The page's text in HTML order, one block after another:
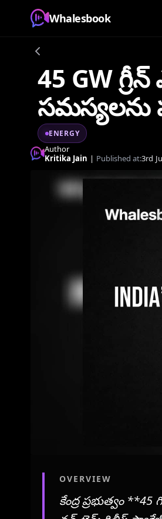
Whalesbook
45 GW
సమస్యలను
ENERGY
Author
Kritika Jain | Published at:3rd
OVERVIEW
కేంద్ర ప్రభుత్వం